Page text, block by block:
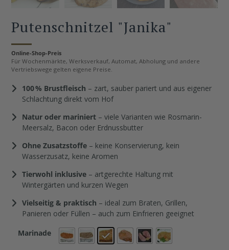
Putenschnitzel "Janika"
Online-Shop-Preis
Für Wochenmärkte, Werksverkauf, Automat, Abholung und andere
Vertriebswege gelten eigene Preise.
100 % Brustfleisch – zart, sauber pariert und aus eigener
Schlachtung direkt vom Hof
Natur oder mariniert – viele Varianten wie Rosmarin-
Meersalz, Bacon oder Erdnussbutter
Ohne Zusatzstoffe – keine Konservierung, kein
Wasserzusatz, keine Aromen
Tierwohl inklusive – artgerechte Haltung mit
Wintergärten und kurzen Wegen
Vielseitig & praktisch – ideal zum Braten, Grillen,
Panieren oder Füllen – auch zum Einfrieren geeignet
Marinade